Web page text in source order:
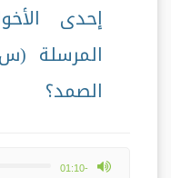
إحدى
المرسلة
الصمد؟
-01:10
max volume